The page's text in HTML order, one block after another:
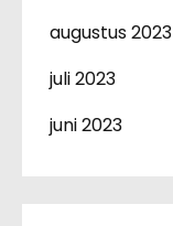
augustus 2023
juli 2023
juni 2023